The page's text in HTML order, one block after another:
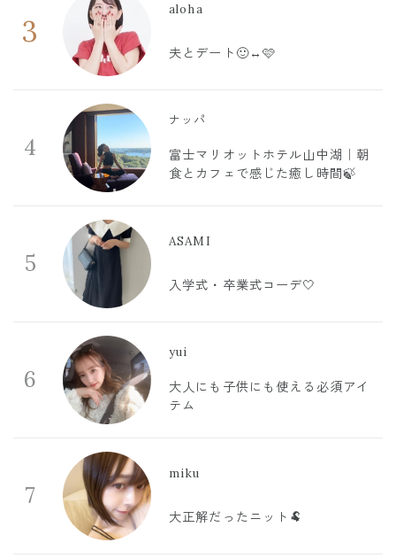
3
aloha
夫とデート🙂‍↔️🩷
4
ナッパ
富士マリオットホテル山中湖｜朝
食とカフェで感じた癒し時間🍃
5
ASAMI
入学式・卒業式コーデ🤍
6
yui
大人にも子供にも使える必須アイ
テム
7
miku
大正解だったニット🐏